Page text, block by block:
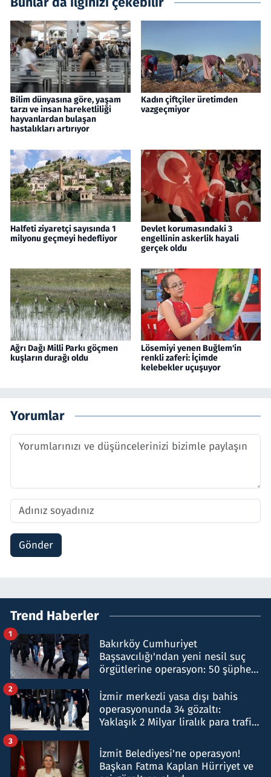
Bilim dünyasına göre, yaşam
tarzı ve insan hareketliliği
hayvanlardan bulaşan
hastalıkları artırıyor
Kadın çiftçiler üretimden
vazgeçmiyor
Halfeti ziyaretçi sayısında 1
milyonu geçmeyi hedefliyor
Devlet korumasındaki 3
engellinin askerlik hayali
gerçek oldu
Ağrı Dağı Milli Parkı göçmen
kuşların durağı oldu
Lösemiyi yenen Buğlem'in
renkli zaferi: İçimde
kelebekler uçuşuyor
Yorumlar
Gönder
Trend Haberler
Bakırköy Cumhuriyet
Başsavcılığı'ndan yeni nesil suç
örgütlerine operasyon: 50 şüpheli
1
İzmir merkezli yasa dışı bahis
operasyonunda 34 gözaltı:
Yaklaşık 2 Milyar liralık para trafiği
2
İzmit Belediyesi'ne operasyon!
Başkan Fatma Kaplan Hürriyet ve
3